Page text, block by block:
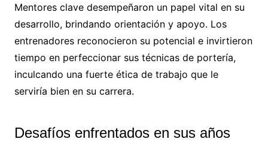
Mentores clave desempeñaron un papel vital en su
desarrollo, brindando orientación y apoyo. Los
entrenadores reconocieron su potencial e invirtieron
tiempo en perfeccionar sus técnicas de portería,
inculcando una fuerte ética de trabajo que le
serviría bien en su carrera.
Desafíos enfrentados en sus años